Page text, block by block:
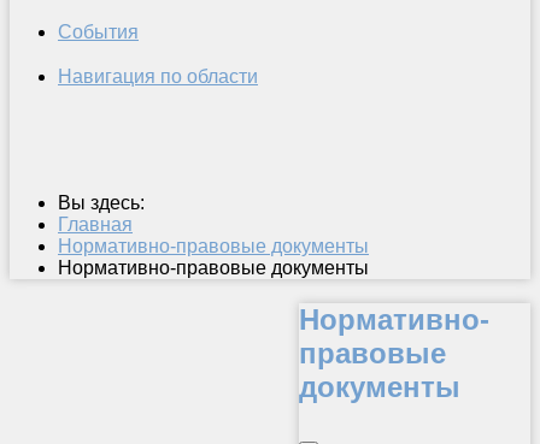
События
Навигация по области
Вы здесь:
Главная
Нормативно-правовые документы
Нормативно-правовые документы
Нормативно-
правовые
документы